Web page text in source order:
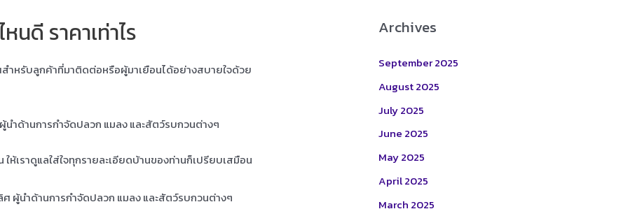
นดี ราคาเท่าไร
ำหรับลูกค้าที่มาติดต่อหรือผู้มาเยือนได้อย่างสบายใจด้วย
ผู้นำด้านการกำจัดปลวก แมลง และสัตว์รบกวนต่างๆ
เราดูแลใส่ใจทุกรายละเอียดบ้านของท่านก็เปรียบเสมือน
ศ ผู้นำด้านการกำจัดปลวก แมลง และสัตว์รบกวนต่างๆ
Archives
September 2025
August 2025
July 2025
June 2025
May 2025
April 2025
March 2025